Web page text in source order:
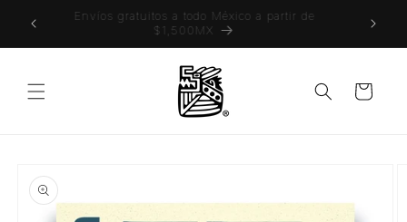
directamenteEnvíos gratuitos a todo México a partir de
$1,500MX
Carrito
a la
información
del producto